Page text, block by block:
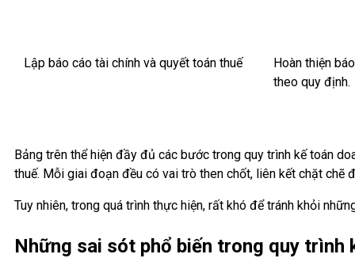
Lập báo cáo tài chính và quyết toán thuế
Hoàn thiện
theo quy định.
Bảng trên thể hiện đầy đủ các bước trong quy trình kế toán
thuế. Mỗi giai đoạn đều có vai trò then chốt, liên kết chặt chẽ
Tuy nhiên, trong quá trình thực hiện, rất khó để tránh khỏi
Những sai sót phổ biến trong quy trình